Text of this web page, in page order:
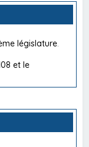
législature
et le